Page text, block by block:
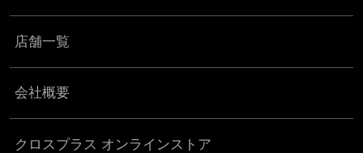
店舗一覧
会社概要
クロスプラス オンラインストア